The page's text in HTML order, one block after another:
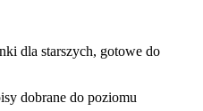
dla starszych, gotowe do
dobrane do poziomu